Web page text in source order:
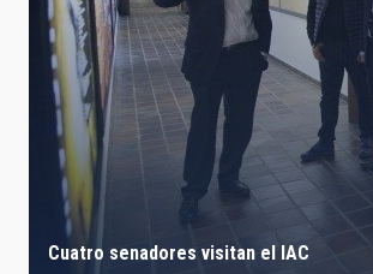
Cuatro senadores visitan el IAC